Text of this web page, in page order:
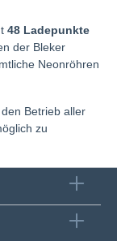
48 Ladepunkte
der Bleker
Neonröhren
Betrieb aller
zu